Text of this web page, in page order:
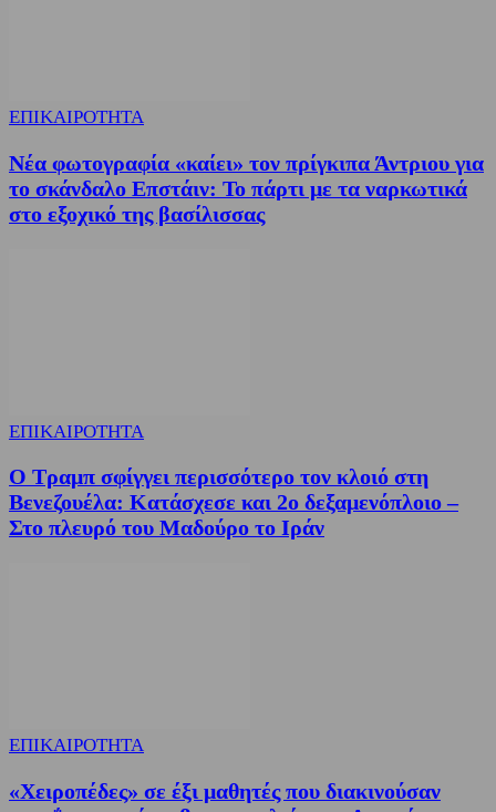
ΕΠΙΚΑΙΡΟΤΗΤΑ
Νέα φωτογραφία «καίει» τον πρίγκιπα Άντριου για
το σκάνδαλο Επστάιν: Το πάρτι με τα ναρκωτικά
στο εξοχικό της βασίλισσας
ΕΠΙΚΑΙΡΟΤΗΤΑ
Ο Τραμπ σφίγγει περισσότερο τον κλοιό στη
Βενεζουέλα: Κατάσχεσε και 2ο δεξαμενόπλοιο –
Στο πλευρό του Μαδούρο το Ιράν
ΕΠΙΚΑΙΡΟΤΗΤΑ
«Χειροπέδες» σε έξι μαθητές που διακινούσαν